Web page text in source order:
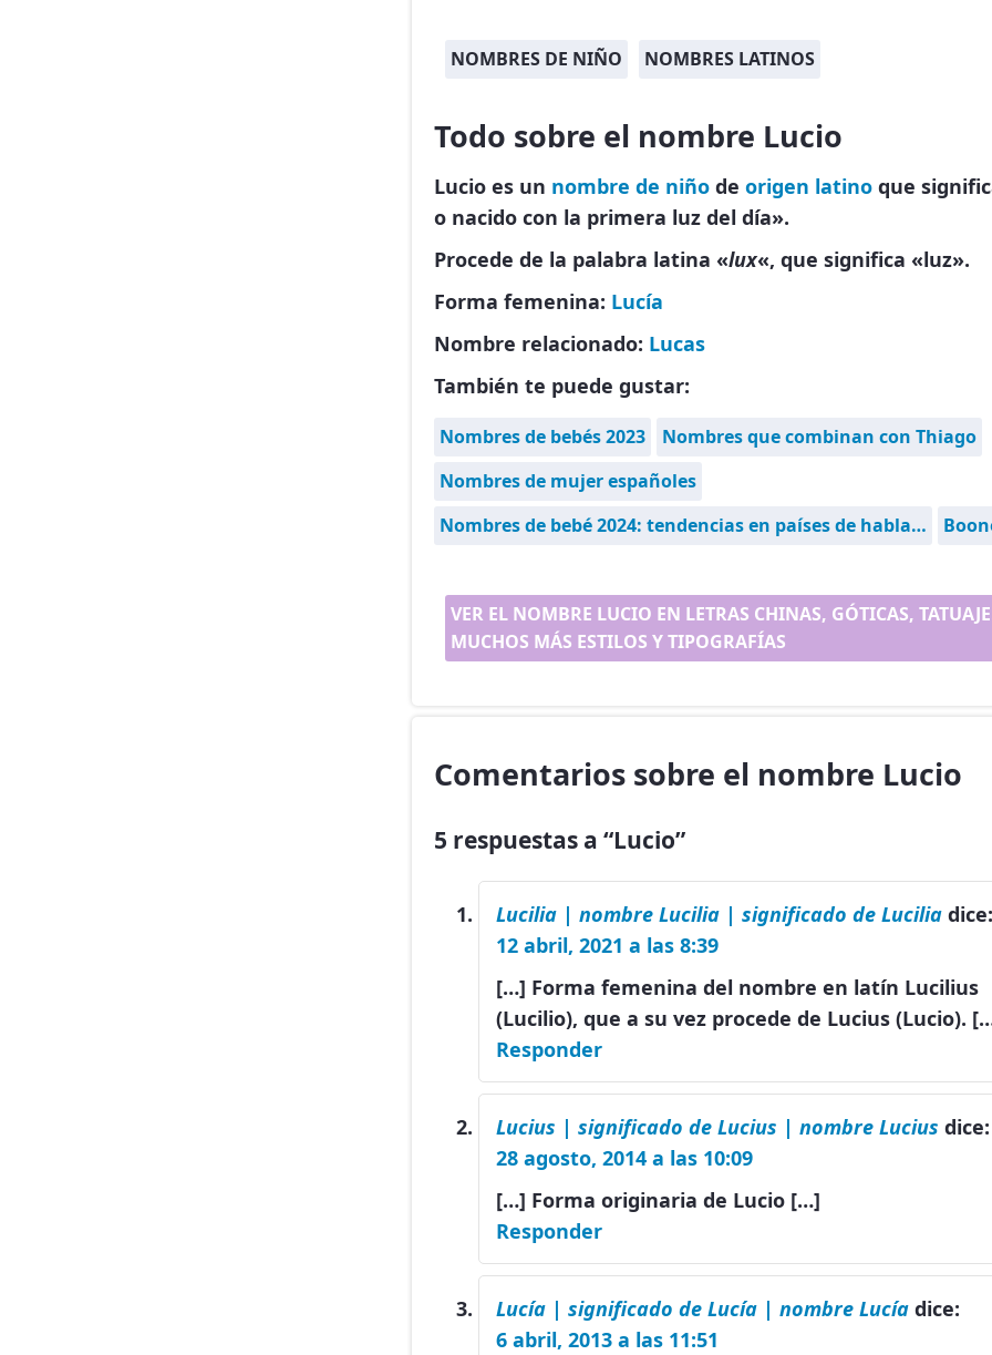
NOMBRES DE NIÑO NOMBRES LATINOS
Todo sobre el nombre Lucio
Lucio es un nombre de niño de origen latino que
o nacido con la primera luz del día».
Procede de la palabra latina «lux«, que significa «luz».
Forma femenina: Lucía
Nombre relacionado: Lucas
También te puede gustar:
Nombres de bebés 2023
Nombres que combinan con Thiago
Nombres de mujer españoles
Nombres de bebé 2024: tendencias en países de habla…
VER EL NOMBRE LUCIO EN LETRAS CHINAS, GÓTICAS,
MUCHOS MÁS ESTILOS Y TIPOGRAFÍAS
Comentarios sobre el nombre Lucio
5 respuestas a “Lucio”
Lucilia | nombre Lucilia | significado de Lucilia dice:
12 abril, 2021 a las 8:39
[…] Forma femenina del nombre en latín Lucilius
(Lucilio), que a su vez procede de Lucius (Lucio).
Responder
Lucius | significado de Lucius | nombre Lucius dice:
28 agosto, 2014 a las 10:09
[…] Forma originaria de Lucio […]
Responder
Lucía | significado de Lucía | nombre Lucía dice:
6 abril, 2013 a las 11:51